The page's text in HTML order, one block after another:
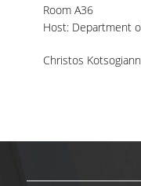
Room A36
Host: Department
Christos